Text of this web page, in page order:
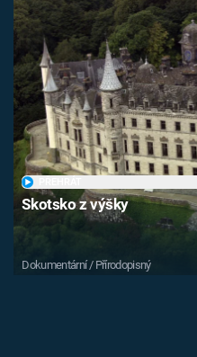
Skotsko z výšky
Dokumentární / Přírodopisný